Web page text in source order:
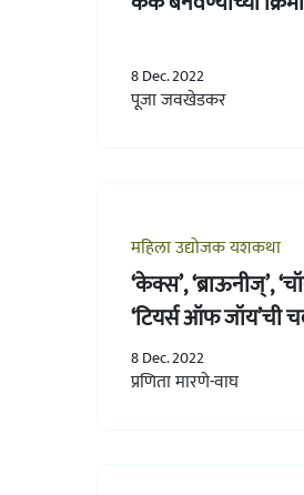
8 Dec. 2022
पूजा जवखेडकर
महिला उद्योजक यशकथा
‘केक्स’, ‘ब्राऊनीज्’,
‘टियर्स ऑफ जॉय’ची
8 Dec. 2022
प्रणिता मारणे-वाघ